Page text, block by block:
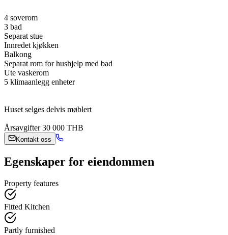
4 soverom
3 bad
Separat stue
Innredet kjøkken
Balkong
Separat rom for hushjelp med bad
Ute vaskerom
5 klimaanlegg enheter
Huset selges delvis møblert
Årsavgifter 30 000 THB
Kontakt oss
Egenskaper for eiendommen
Property features
Fitted Kitchen
Partly furnished